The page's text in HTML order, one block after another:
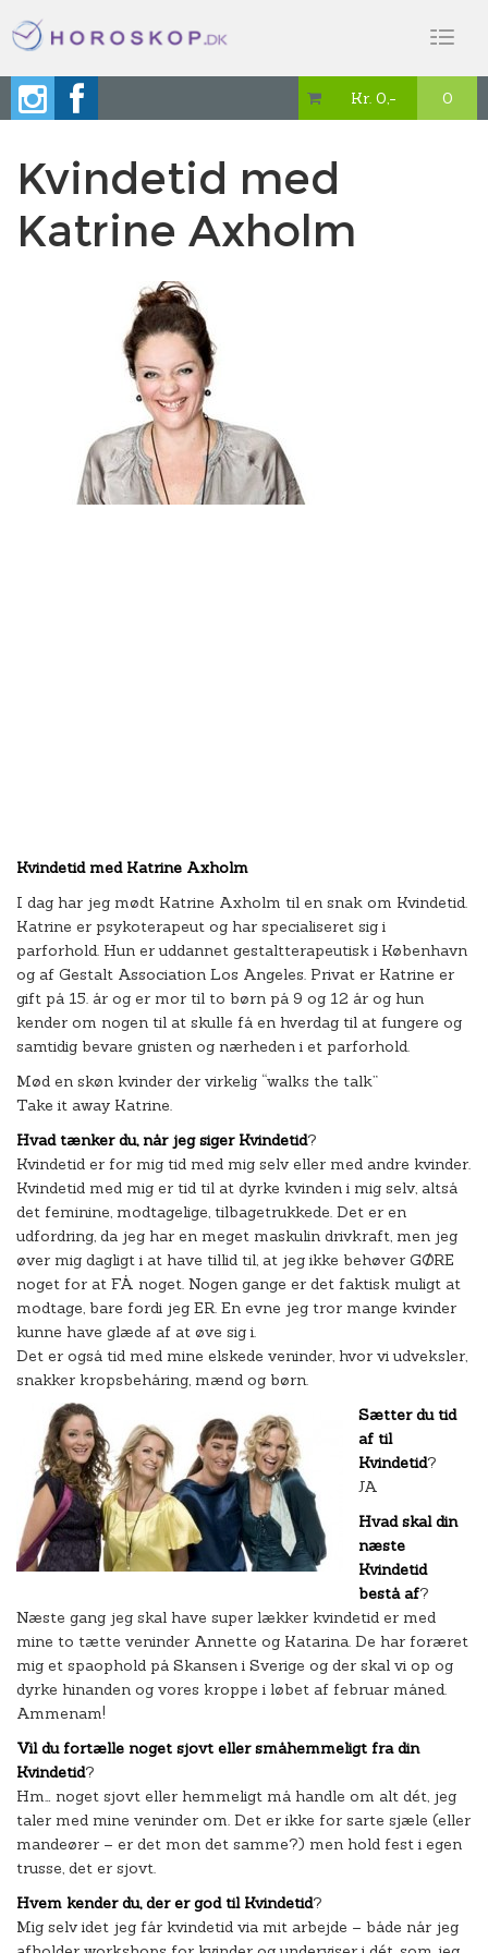
 Kr. 0,- 0
Kvindetid med
Katrine Axholm
Kvindetid med Katrine Axholm
I dag har jeg mødt Katrine Axholm til en snak om Kvindetid.
Katrine er psykoterapeut og har specialiseret sig i
parforhold. Hun er uddannet gestaltterapeutisk i København
og af Gestalt Association Los Angeles. Privat er Katrine er
gift på 15. år og er mor til to børn på 9 og 12 år og hun
kender om nogen til at skulle få en hverdag til at fungere og
samtidig bevare gnisten og nærheden i et parforhold.
Mød en skøn kvinder der virkelig “walks the talk”
Take it away Katrine.
Hvad tænker du, når jeg siger Kvindetid?
Kvindetid er for mig tid med mig selv eller med andre kvinder.
Kvindetid med mig er tid til at dyrke kvinden i mig selv, altså
det feminine, modtagelige, tilbagetrukkede. Det er en
udfordring, da jeg har en meget maskulin drivkraft, men jeg
øver mig dagligt i at have tillid til, at jeg ikke behøver GØRE
noget for at FÅ noget. Nogen gange er det faktisk muligt at
modtage, bare fordi jeg ER. En evne jeg tror mange kvinder
kunne have glæde af at øve sig i.
Det er også tid med mine elskede veninder, hvor vi udveksler,
snakker kropsbehåring, mænd og børn.
Sætter du tid
af til
Kvindetid?
JA
Hvad skal din
næste
Kvindetid
bestå af?
Næste gang jeg skal have super lækker kvindetid er med
mine to tætte veninder Annette og Katarina. De har foræret
mig et spaophold på Skansen i Sverige og der skal vi op og
dyrke hinanden og vores kroppe i løbet af februar måned.
Ammenam!
Vil du fortælle noget sjovt eller småhemmeligt fra din
Kvindetid?
Hm… noget sjovt eller hemmeligt må handle om alt dét, jeg
taler med mine veninder om. Det er ikke for sarte sjæle (eller
mandeører – er det mon det samme?) men hold fest i egen
trusse, det er sjovt.
Hvem kender du, der er god til Kvindetid?
Mig selv idet jeg får kvindetid via mit arbejde – både når jeg